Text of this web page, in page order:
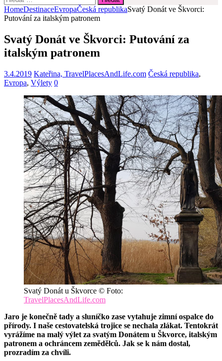
HomeDestinaceEvropaČeská republikaSvatý Donát ve Škvorci:
Putování za italským patronem
Svatý Donát ve Škvorci: Putování za
italským patronem
3.4.2019 Kateřina, TravelPlacesAndLife.com Česká republika,
Evropa, Výlety 0
Svatý Donát u Škvorce © Foto:
TravelPlacesAndLife.com
Jaro je konečně tady a sluníčko zase vytahuje zimní ospalce do
přírody. I naše cestovatelská trojice se nechala zlákat. Tentokrát
vyrážíme na malý výlet za svatým Donátem u Škvorce, italským
patronem a ochráncem zemědělců. Jak se k nám dostal,
prozradím za chvíli.